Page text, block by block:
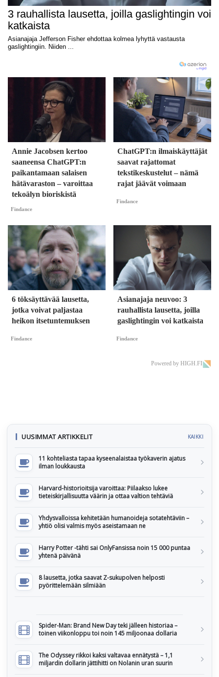
Annie Jacobsen kertoo
saaneensa ChatGPT:n
paikantamaan salaisen
hätävaraston – varoittaa
tekoälyn bioriskistä
Findance
ChatGPT:n ilmaiskäyttäjät
saavat rajattomat
tekstikeskustelut – nämä
rajat jäävät voimaan
Findance
6 töksäyttävää lausetta,
jotka voivat paljastaa
heikon itsetuntemuksen
Findance
Asianajaja neuvoo: 3
rauhallista lausetta, joilla
gaslightingin voi katkaista
Findance
Powered by HIGH.FI
UUSIMMAT ARTIKKELIT KAIKKI
11 kohteliasta tapaa kyseenalaistaa työkaverin ajatus
ilman loukkausta
Harvard-historioitsija varoittaa: Piilaakso lukee
tieteiskirjallisuutta väärin ja ottaa valtion tehtäviä
Yhdysvalloissa kehitetään humanoideja sotatehtäviin –
yhtiö olisi valmis myös aseistamaan ne
Harry Potter -tähti sai OnlyFansissa noin 15 000 puntaa
yhtenä päivänä
8 lausetta, jotka saavat Z-sukupolven helposti
pyörittelemään silmiään
Spider-Man: Brand New Day teki jälleen historiaa –
toinen viikonloppu toi noin 145 miljoonaa dollaria
The Odyssey rikkoi kaksi valtavaa ennätystä – 1,1
miljardin dollarin jättihitti on Nolanin uran suurin